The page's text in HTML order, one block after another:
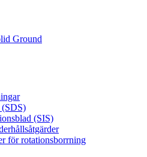
Ground
(SDS)
(SIS)
för rotationsborrning